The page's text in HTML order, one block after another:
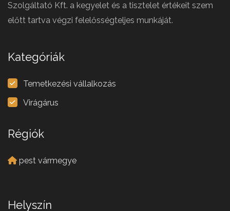
Szolgáltató Kft. a kegyelet és a tisztelet értékeit szem
előtt tartva végzi felelősségteljes munkáját.
Kategóriák
Temetkezési vállalkozás
Virágárus
Régiók
pest vármegye
Helyszín